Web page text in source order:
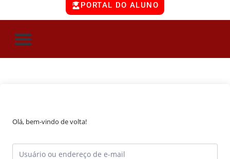
PORTAL DO ALUNO
Olá, bem-vindo de volta!